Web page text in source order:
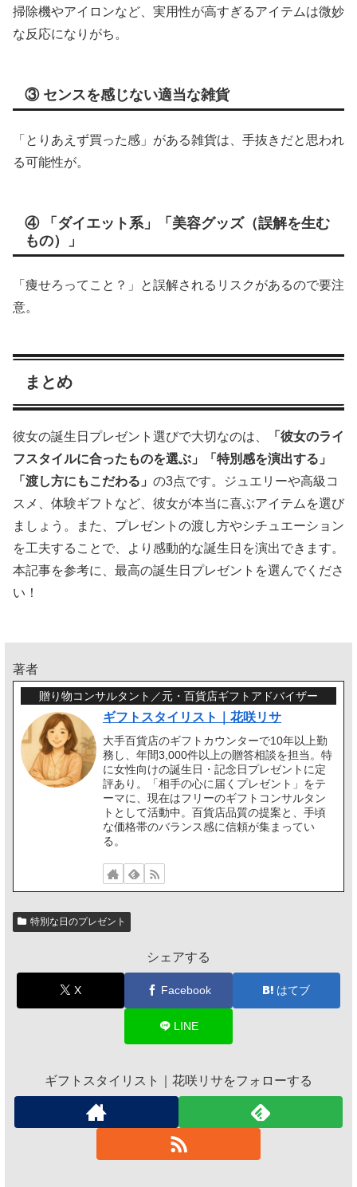
掃除機やアイロンなど、実用性が高すぎるアイテムは微妙
な反応になりがち。
③ センスを感じない適当な雑貨
「とりあえず買った感」がある雑貨は、手抜きだと思われ
る可能性が。
④ 「ダイエット系」「美容グッズ（誤解を生む
もの）」
「痩せろってこと？」と誤解されるリスクがあるので要注
意。
まとめ
彼女の誕生日プレゼント選びで大切なのは、
「彼女のライ
フスタイルに合ったものを選ぶ」「特別感を演出する」
「渡し方にもこだわる」 の3点です。ジュエリーや高級コ
スメ、体験ギフトなど、彼女が本当に喜ぶアイテムを選び
ましょう。また、プレゼントの渡し方やシチュエーション
を工夫することで、より感動的な誕生日を演出できます。
本記事を参考に、最高の誕生日プレゼントを選んでくださ
い！
著者
贈り物コンサルタント／元・百貨店ギフトアドバイザー
ギフトスタイリスト｜花咲リサ
大手百貨店のギフトカウンターで10年以上勤
務し、年間3,000件以上の贈答相談を担当。特
に女性向けの誕生日・記念日プレゼントに定
評あり。「相手の心に届くプレゼント」をテ
ーマに、現在はフリーのギフトコンサルタン
トとして活動中。百貨店品質の提案と、手頃
な価格帯のバランス感に信頼が集まってい
る。
特別な日のプレゼント
シェアする
X Facebook はてブ
LINE
ギフトスタイリスト｜花咲リサをフォローする